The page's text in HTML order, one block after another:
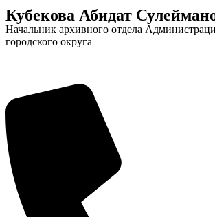
видеоролики
камера
Кубекова Абидат
Начальник архивного отдела
городского округа